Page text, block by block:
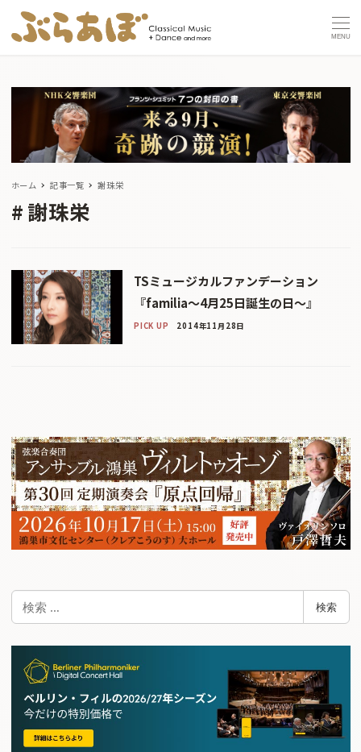
MENU
ホーム 記事一覧 謝珠栄
謝珠栄
TSミュージカルファンデーション
『familia〜4月25日誕生の日〜』
PICK UP 2014年11月28日
検
索
検索